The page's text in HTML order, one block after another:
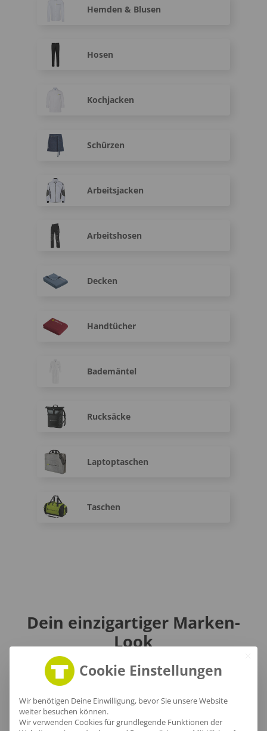
Hemden & Blusen
Hosen
Kochjacken
Schürzen
Arbeitsjacken
Arbeitshosen
Decken
Handtücher
Bademäntel
Rucksäcke
Laptoptaschen
Taschen
Dein einzigartiger Marken-
Look
in Lübeck mit Teamoutfits
Cookie Einstellungen
Wir benötigen Deine Einwilligung, bevor Sie unsere Website
weiter besuchen können.
Wir verwenden Cookies für grundlegende Funktionen der